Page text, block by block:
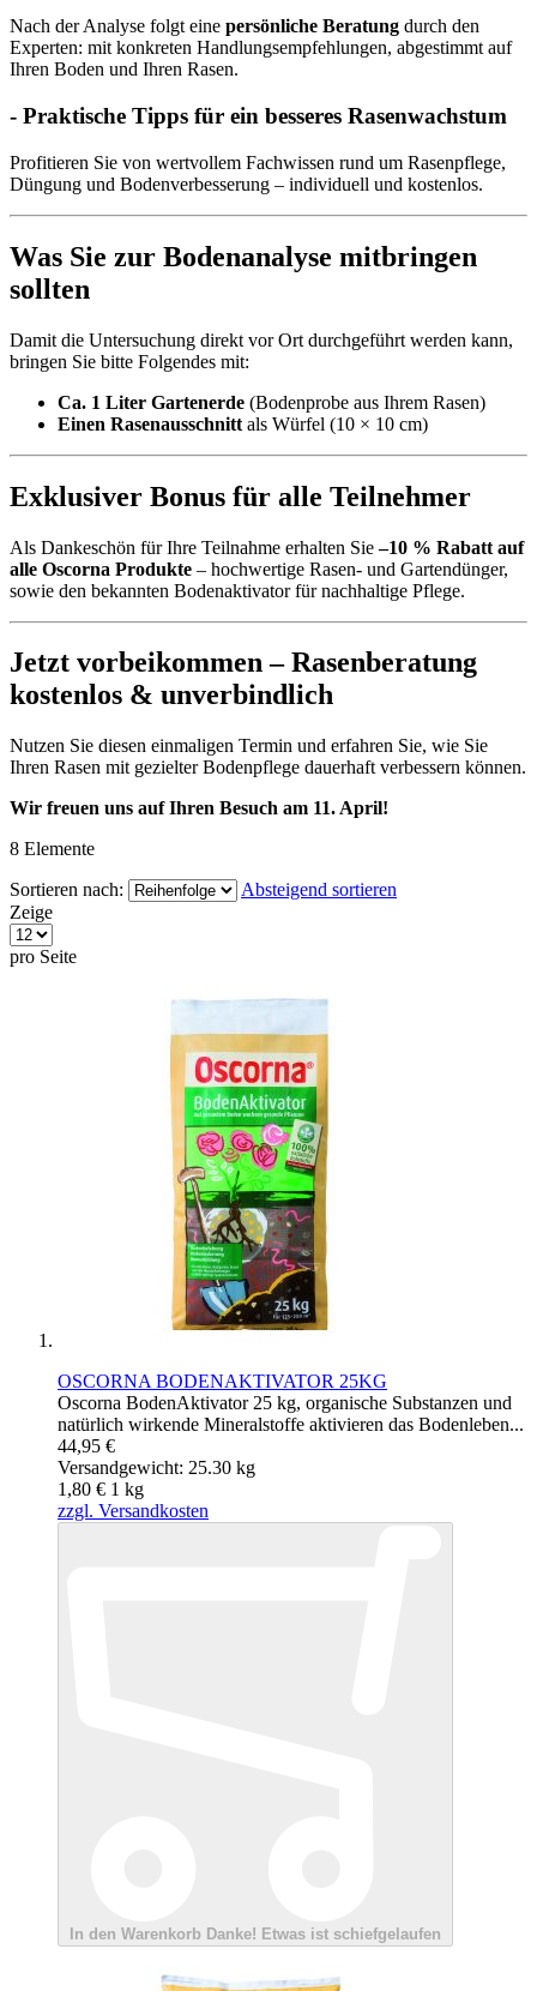
Nach der Analyse folgt eine persönliche Beratung durch den
Experten: mit konkreten Handlungsempfehlungen, abgestimmt auf
Ihren Boden und Ihren Rasen.
- Praktische Tipps für ein besseres Rasenwachstum
Profitieren Sie von wertvollem Fachwissen rund um Rasenpflege,
Düngung und Bodenverbesserung – individuell und kostenlos.
Was Sie zur Bodenanalyse mitbringen
sollten
Damit die Untersuchung direkt vor Ort durchgeführt werden kann,
bringen Sie bitte Folgendes mit:
Ca. 1 Liter Gartenerde (Bodenprobe aus Ihrem Rasen)
Einen Rasenausschnitt als Würfel (10 × 10 cm)
Exklusiver Bonus für alle Teilnehmer
Als Dankeschön für Ihre Teilnahme erhalten Sie–10 % Rabatt auf
alle Oscorna Produkte – hochwertige Rasen- und Gartendünger,
sowie den bekannten Bodenaktivator für nachhaltige Pflege.
Jetzt vorbeikommen – Rasenberatung
kostenlos & unverbindlich
Nutzen Sie diesen einmaligen Termin und erfahren Sie, wie Sie
Ihren Rasen mit gezielter Bodenpflege dauerhaft verbessern können.
Wir freuen uns auf Ihren Besuch am 11. April!
8 Elemente
Sortieren nach:
Absteigend sortieren
Zeige
pro Seite
OSCORNA BODENAKTIVATOR 25KG
Oscorna BodenAktivator 25 kg, organische Substanzen und
natürlich wirkende Mineralstoffe aktivieren das Bodenleben...
44,95 €
Versandgewicht: 25.30 kg
1,80 € 1 kg
zzgl. Versandkosten
In den Warenkorb Danke! Etwas ist schiefgelaufen